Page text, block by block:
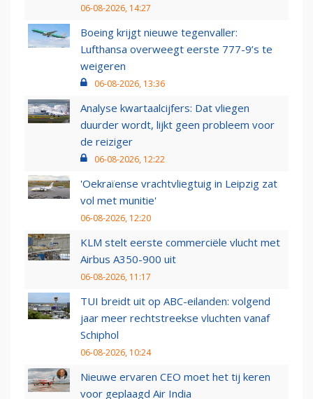
06-08-2026, 14:27
Boeing krijgt nieuwe tegenvaller:
Lufthansa overweegt eerste 777-9’s te
weigeren
06-08-2026, 13:36
Analyse kwartaalcijfers: Dat vliegen
duurder wordt, lijkt geen probleem voor
de reiziger
06-08-2026, 12:22
'Oekraïense vrachtvliegtuig in Leipzig zat
vol met munitie'
06-08-2026, 12:20
KLM stelt eerste commerciële vlucht met
Airbus A350-900 uit
06-08-2026, 11:17
TUI breidt uit op ABC-eilanden: volgend
jaar meer rechtstreekse vluchten vanaf
Schiphol
06-08-2026, 10:24
Nieuwe ervaren CEO moet het tij keren
voor geplaagd Air India